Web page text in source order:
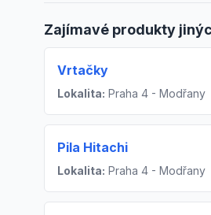
Zajímavé produkty
Vrtačky
Lokalita: Praha 4 - Modřany
Pila Hitachi
Lokalita: Praha 4 - Modřany